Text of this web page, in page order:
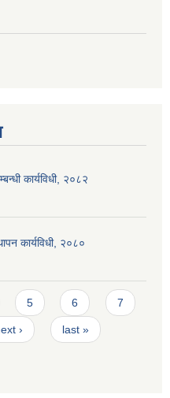
कार्यविधी, २०८२
कार्यविधी, २०८०
5 6 7
› last »